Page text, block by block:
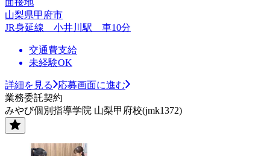
山梨県甲府市
JR身延線 小井川駅 車10分
交通費支給
未経験OK
詳細を見る
応募画面に進む
業務委託契約
みやび個別指導学院 山梨甲府校(jmk1372)